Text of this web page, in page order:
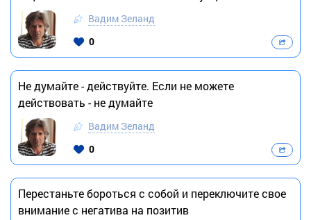
Вадим Зеланд
0
Не думайте - действуйте. Если не можете
действовать - не думайте
Вадим Зеланд
0
Перестаньте бороться с собой и переключите свое
внимание с негатива на позитив